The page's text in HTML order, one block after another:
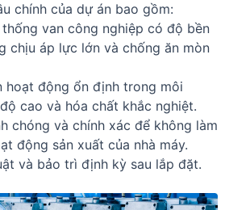
chính của dự án bao gồm:
van công nghiệp có độ bền
chịu áp lực lớn và chống ăn mòn
hoạt động ổn định trong môi
cao và hóa chất khắc nghiệt.
chóng và chính xác để không làm
động sản xuất của nhà máy.
và bảo trì định kỳ sau lắp đặt.